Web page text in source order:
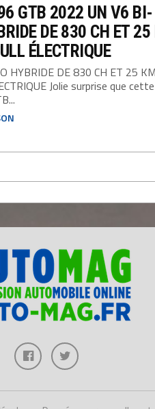
GTB 2022 UN V6 BI-
DE 830 CH ET
ÉLECTRIQUE
HYBRIDE DE 830 CH ET 25
Jolie surprise que cette